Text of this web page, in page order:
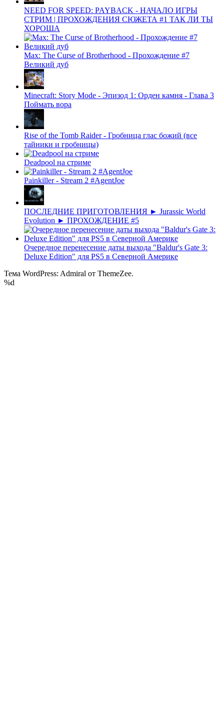
NEED FOR SPEED: PAYBACK - НАЧАЛО ИГРЫ
СТРИМ | ПРОХОЖДЕНИЯ СЮЖЕТА #1 ТАК ЛИ ТЫ
ХОРОША
Max: The Curse of Brotherhood - Прохождение #7
Великий дуб
Minecraft: Story Mode - Эпизод 1: Орден камня - Глава 3
Поймать вора
Rise of the Tomb Raider - Гробница глас божий (все
тайники и гробницы)
Deadpool на стриме
Painkiller - Stream 2 #AgentJoe
ПОСЛЕДНИЕ ПРИГОТОВЛЕНИЯ ► Jurassic World
Evolution ► ПРОХОЖДЕНИЕ #5
Очередное перенесение даты выхода "Baldur's Gate 3:
Deluxe Edition" для PS5 в Северной Америке
Тема WordPress: Admiral от ThemeZee.
%d